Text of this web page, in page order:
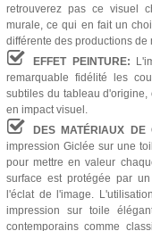
retrouverez pas ce visuel
murale, ce qui en fait un
différente des productions de
EFFET PEINTURE:
remarquable fidélité les
subtiles du tableau
en impact visuel.
DES MATÉRIAUX DE
impression Giclée sur une
pour mettre en valeur
surface est protégée par
l'éclat de l'image.
impression sur toile
contemporains comme